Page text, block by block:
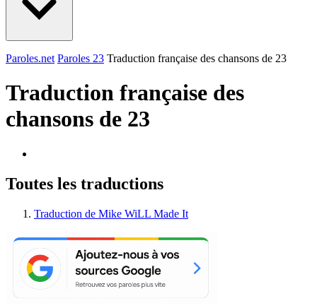
Paroles.net Paroles 23 Traduction française des chansons de 23
Traduction française des
chansons de 23
Toutes les traductions
Traduction de Mike WiLL Made It